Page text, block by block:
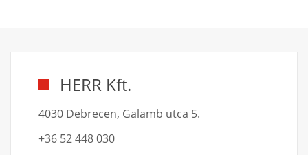
HERR Kft.
4030 Debrecen, Galamb utca 5.
+36 52 448 030